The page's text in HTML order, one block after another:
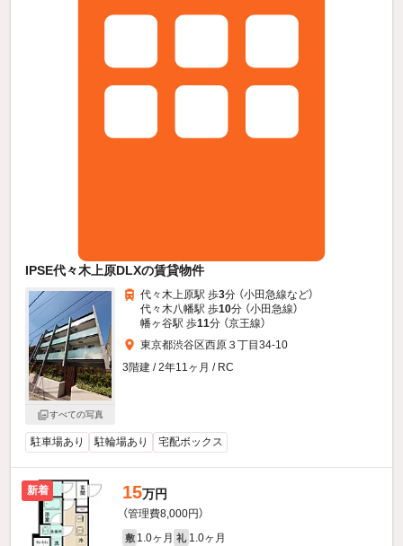
IPSE代々木上原DLXの賃貸物件
すべての写真
代々木上原駅 歩3分 （小田急線など）
代々木八幡駅 歩10分 （小田急線）
幡ヶ谷駅 歩11分 （京王線）
東京都渋谷区西原３丁目34-10
3階建 / 2年11ヶ月 / RC
駐車場あり 駐輪場あり 宅配ボックス
新着 15万円
（管理費8,000円）
敷 1.0ヶ月 礼 1.0ヶ月